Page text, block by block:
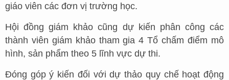
giáo viên các đơn vị trường học.
Hội đồng giám khảo cũng dự kiến phân công các
thành viên giám khảo tham gia 4 Tổ chấm điểm mô
hình, sản phẩm theo 5 lĩnh vực dự thi.
Đóng góp ý kiến đối với dự thảo quy chế hoạt động